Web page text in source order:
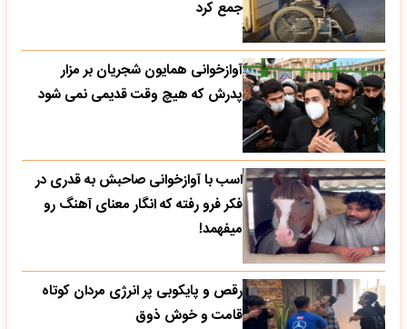
جمع کرد
آوازخوانی همایون شجریان بر مزار
پدرش که هیچ وقت قدیمی نمی شود
اسب با آوازخوانی صاحبش به قدری در
فکر فرو رفته که انگار معنای آهنگ رو
میفهمد!
رقص و پایکوبی پر انرژی مردان کوتاه
قامت و خوش ذوق